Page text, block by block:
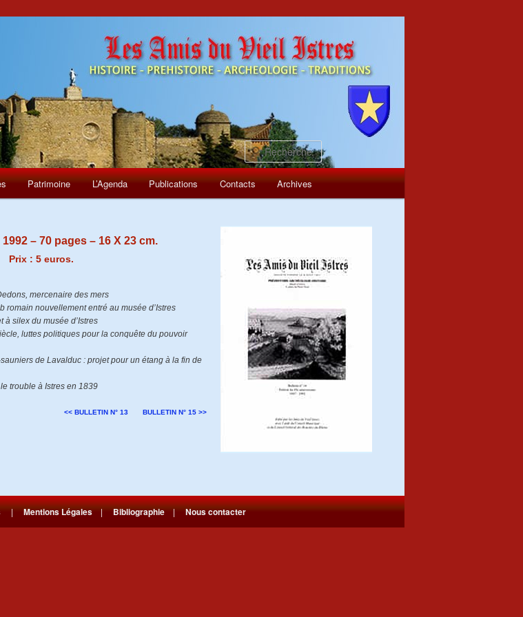
Recherche
Patrimoine L’Agenda Publications Contacts Archives
– 70 pages – 16 X 23 cm.
Prix : 5 euros.
mercenaire des mers
romain nouvellement entré au musée d’Istres
à silex du musée d’Istres
luttes politiques pour la conquête du pouvoir
de Lavalduc : projet pour un étang à la fin de
trouble à Istres en 1839
<< BULLETIN N° 13 BULLETIN N° 15 >>
| Mentions Légales | Bibliographie | Nous contacter